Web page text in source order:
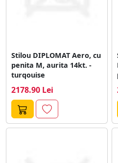
Stilou DIPLOMAT Aero, cu
penita M, aurita 14kt. -
turqouise
2178.90 Lei